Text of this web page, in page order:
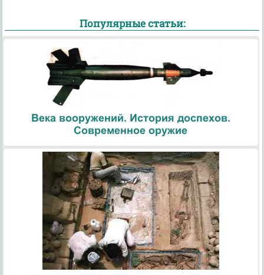
Популярные статьи:
Века вооружений. История доспехов.
Современное оружие